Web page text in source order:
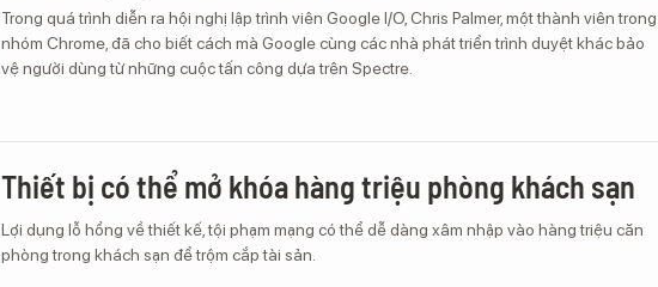
Trong quá trình diễn ra hội nghị lập trình viên Google I/O, Chris Palmer, một thành viên trong
nhóm Chrome, đã cho biết cách mà Google cùng các nhà phát triển trình duyệt khác bảo
vệ người dùng từ những cuộc tấn công dựa trên Spectre.
Thiết bị có thể mở khóa hàng triệu phòng khách sạn
Lợi dụng lỗ hổng về thiết kế, tội phạm mạng có thể dễ dàng xâm nhập vào hàng triệu căn
phòng trong khách sạn để trộm cắp tài sản.